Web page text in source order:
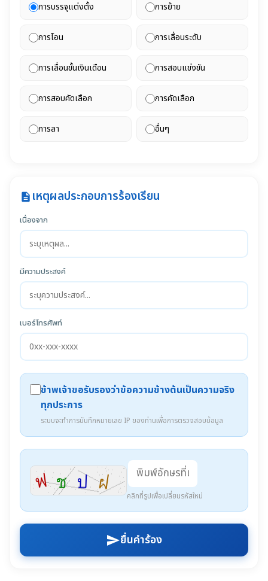
การบรรจุแต่งตั้ง การย้าย
การโอน การเลื่อนระดับ
การเลื่อนขั้นเงินเดือน การสอบแข่งขัน
การสอบคัดเลือก การคัดเลือก
การลา อื่นๆ
description เหตุผลประกอบการร้องเรียน
เนื่องจาก
มีความประสงค์
เบอร์โทรศัพท์
ข้าพเจ้าขอรับรองว่าข้อความข้างต้นเป็นความจริง
ทุกประการ
ระบบจะทำการบันทึกหมายเลข IP ของท่านเพื่อการตรวจสอบข้อมูล
คลิกที่รูปเพื่อเปลี่ยนรหัสใหม่
sendยื่นคำร้อง